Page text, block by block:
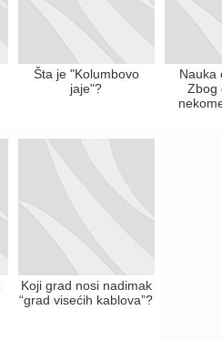
Šta je "Kolumbovo
jaje"?
Nauka
Zbog
Koji grad nosi nadimak
“grad visećih kablova”?